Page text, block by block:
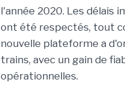
l'année 2020. Les délais
ont été respectés, tout
nouvelle plateforme a
trains, avec un gain de
opérationnelles.